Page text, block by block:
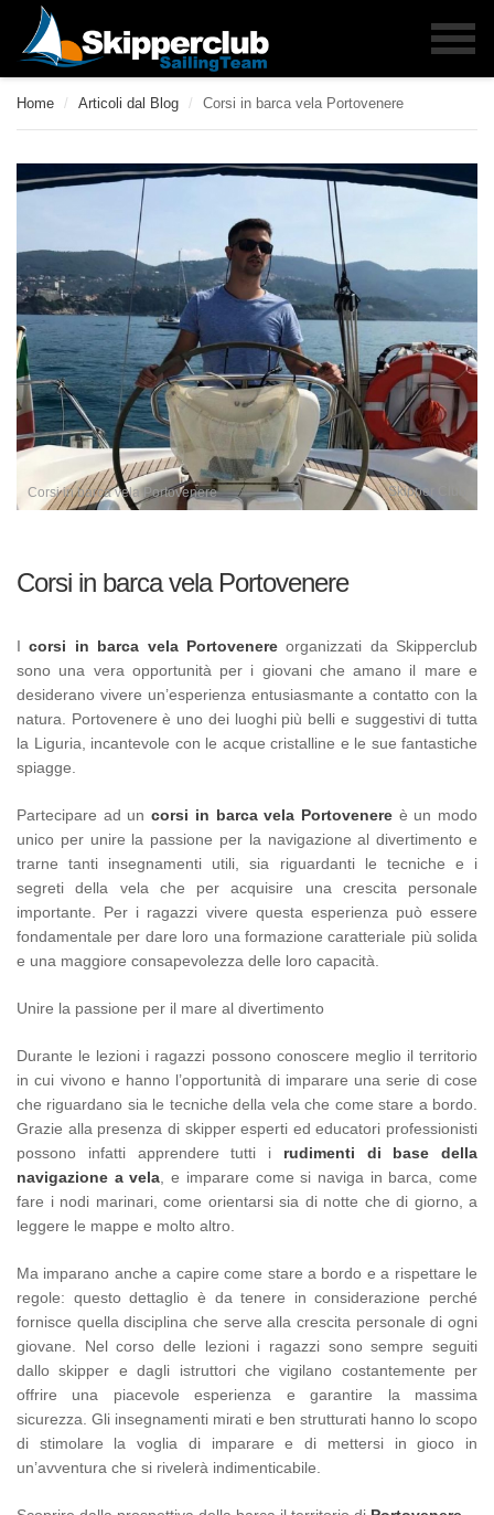
Home / Articoli dal Blog / Corsi in barca vela Portovenere
Corsi in barca vela Portovenere Skipper Club
Corsi in barca vela Portovenere
Icorsi in barca vela Portovenereorganizzati da Skipperclub
sono una vera opportunità per i giovani che amano il mare e
desiderano vivere un’esperienza entusiasmante a contatto con la
natura. Portovenere è uno dei luoghi più belli e suggestivi di tutta
la Liguria, incantevole con le acque cristalline e le sue fantastiche
spiagge.
Partecipare ad uncorsi in barca vela Portovenereè un modo
unico per unire la passione per la navigazione al divertimento e
trarne tanti insegnamenti utili, sia riguardanti le tecniche e i
segreti della vela che per acquisire una crescita personale
importante. Per i ragazzi vivere questa esperienza può essere
fondamentale per dare loro una formazione caratteriale più solida
e una maggiore consapevolezza delle loro capacità.
Unire la passione per il mare al divertimento
Durante le lezioni i ragazzi possono conoscere meglio il territorio
in cui vivono e hanno l’opportunità di imparare una serie di cose
che riguardano sia le tecniche della vela che come stare a bordo.
Grazie alla presenza di skipper esperti ed educatori professionisti
possono infatti apprendere tutti i rudimenti di base della
navigazione a vela , e imparare come si naviga in barca, come
fare i nodi marinari, come orientarsi sia di notte che di giorno, a
leggere le mappe e molto altro.
Ma imparano anche a capire come stare a bordo e a rispettare le
regole: questo dettaglio è da tenere in considerazione perché
fornisce quella disciplina che serve alla crescita personale di ogni
giovane. Nel corso delle lezioni i ragazzi sono sempre seguiti
dallo skipper e dagli istruttori che vigilano costantemente per
offrire una piacevole esperienza e garantire la massima
sicurezza. Gli insegnamenti mirati e ben strutturati hanno lo scopo
di stimolare la voglia di imparare e di mettersi in gioco in
un’avventura che si rivelerà indimenticabile.